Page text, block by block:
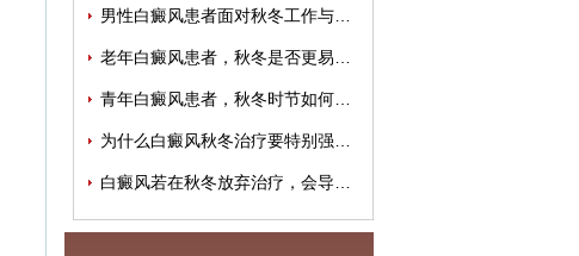
男性白癜风患者面对秋冬工作与生活压力
青年白癜风患者，秋冬时节如何有效缓解